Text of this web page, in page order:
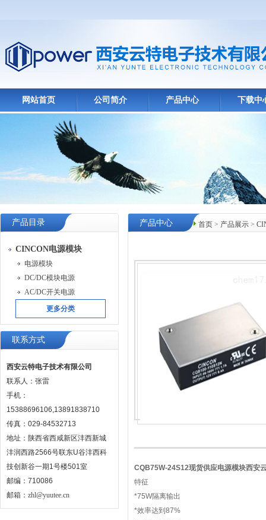
网站首页 公司简介 产品中心 下载中
产品目录
CINCON电源模块
电源模块
DC/DC模块电源
AC/DC开关电源
更多分类
联系方式
西安云特电子技术有限公司
联系人：张雷
手机：
15388696106,13891838710
传真：029-84532713
地址：陕西省西咸新区沣西新城
沣润西路2566号联东U谷沣西科
技创新谷一期1号楼501室
邮编：710086
邮箱： zhl@yuutee.cn
首页 > 产品展示 >
产品中心
CQB75W-24S12现货供应电源模块西安
特征
*75W隔离输出
*效率达到87%